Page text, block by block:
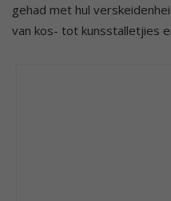
gehad met hul
van kos- tot kunsstalletjies